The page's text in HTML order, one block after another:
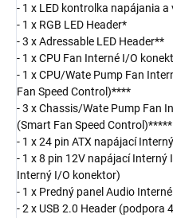
- 1 x LED kontrolka napájania
- 1 x RGB LED Header*
- 3 x Adressable LED Header**
- 1 x CPU Fan Interné I/O
- 1 x CPU/Wate Pump Fan
Fan Speed Control)****
- 3 x Chassis/Wate Pump Fan
(Smart Fan Speed Control)*****
- 1 x 24 pin ATX napájací
- 1 x 8 pin 12V napájací
Interný I/O konektor)
- 1 x Predný panel Audio
- 2 x USB 2.0 Header (podpora